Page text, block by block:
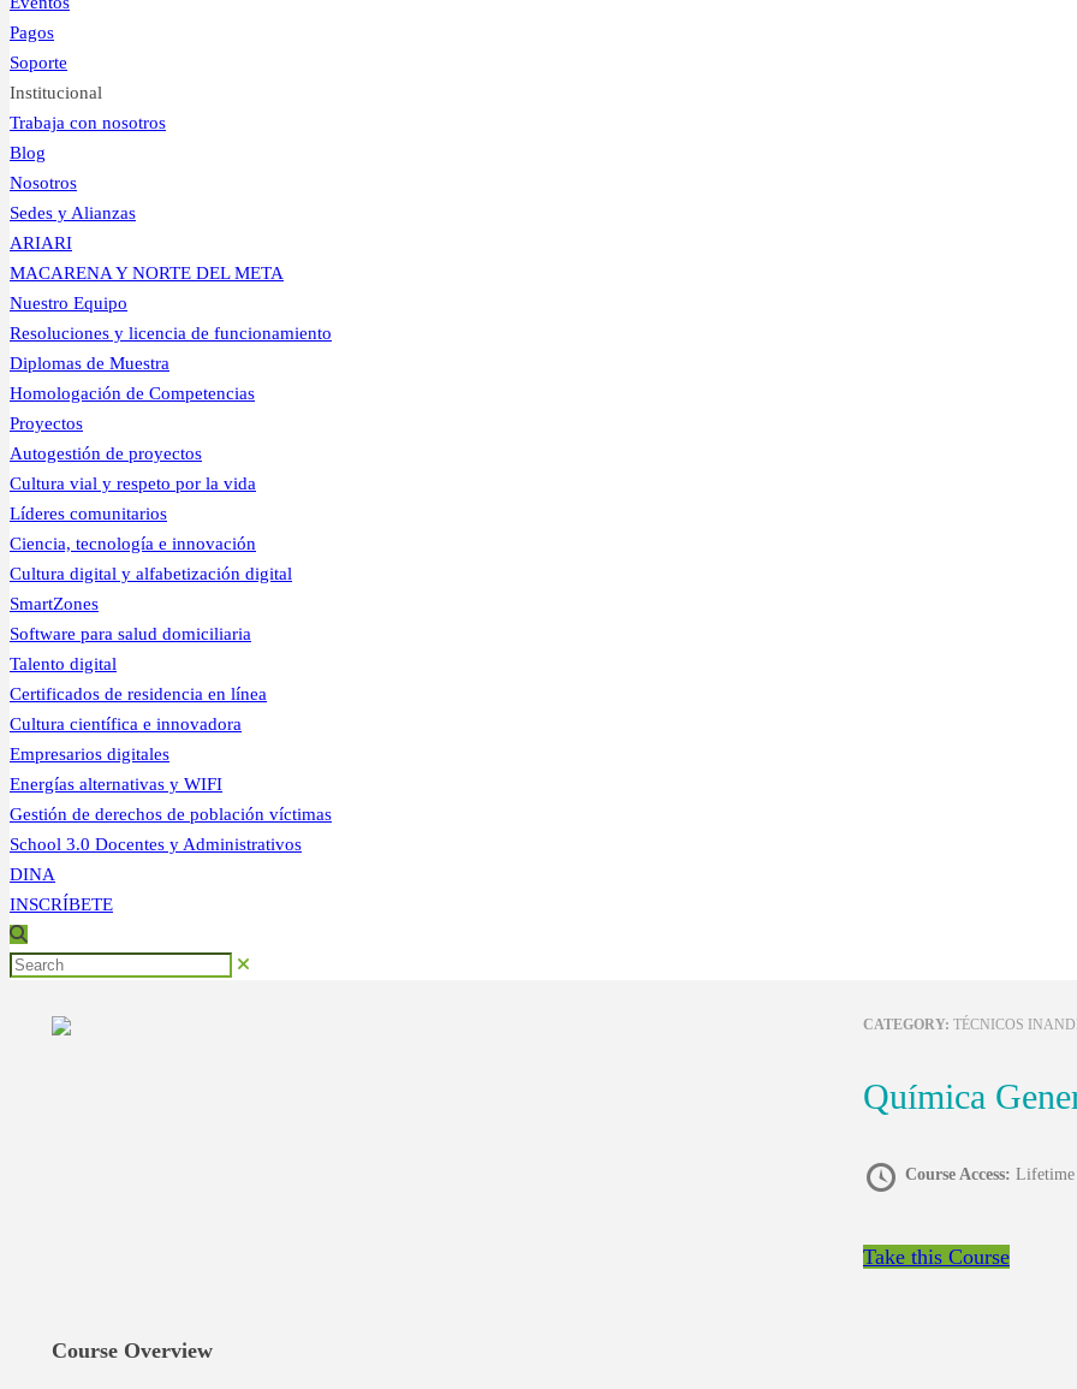
Pagos
Soporte
Institucional
Trabaja con nosotros
Blog
Nosotros
Sedes y Alianzas
ARIARI
MACARENA Y NORTE DEL META
Nuestro Equipo
Resoluciones y licencia de funcionamiento
Diplomas de Muestra
Homologación de Competencias
Proyectos
Autogestión de proyectos
Cultura vial y respeto por la vida
Líderes comunitarios
Ciencia, tecnología e innovación
Cultura digital y alfabetización digital
SmartZones
Software para salud domiciliaria
Talento digital
Certificados de residencia en línea
Cultura científica e innovadora
Empresarios digitales
Energías alternativas y WIFI
Gestión de derechos de población víctimas
School 3.0 Docentes y Administrativos
DINA
INSCRÍBETE
CATEGORY: TÉCNICOS
Química
Course Access: Lifetime
Take this Course
Course Overview